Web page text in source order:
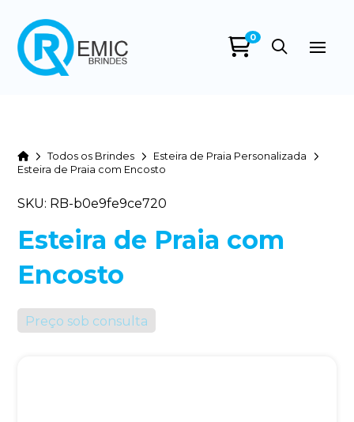
0
HomeTodos os Brindes
Esteira de Praia Personalizada
Esteira de Praia com Encosto
SKU: RB-b0e9fe9ce720
Esteira de Praia com
Encosto
Preço sob consulta